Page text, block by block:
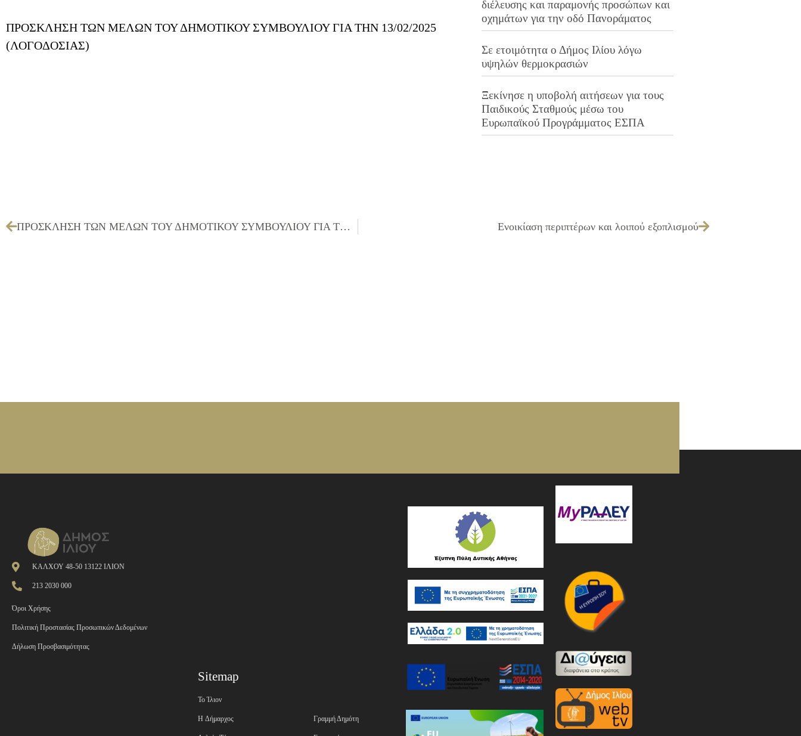
ΠΡΟΣΚΛΗΣΗ ΤΩΝ ΜΕΛΩΝ ΤΟΥ ΔΗΜΟΤΙΚΟΥ ΣΥΜΒΟΥΛΙΟΥ ΓΙΑ ΤΗΝ 13/02/2025
(ΛΟΓΟΔΟΣΙΑΣ)
διέλευσης και παραμονής προσώπων και
οχημάτων για την οδό Πανοράματος
Σε ετοιμότητα ο Δήμος Ιλίου λόγω
υψηλών θερμοκρασιών
Ξεκίνησε η υποβολή αιτήσεων για τους
Παιδικούς Σταθμούς μέσω του
Ευρωπαϊκού Προγράμματος ΕΣΠΑ
ΠΡΟΣΚΛΗΣΗ ΤΩΝ ΜΕΛΩΝ ΤΟΥ ΔΗΜΟΤΙΚΟΥ ΣΥΜΒΟΥΛΙΟΥ ΓΙΑ ΤΗΝ 13/02/2025 (ΕΙΔΙΚΗ) Ενοικίαση περιπτέρων και λοιπού εξοπλισμού
ΚΑΛΧΟΥ 48-50 13122 ΙΛΙΟΝ
213 2030 000
Όροι Χρήσης
Πολιτική Προστασίας Προσωπικών Δεδομένων
Δήλωση Προσβασιμότητας
Sitemap
Το Ίλιον
H Δήμαρχος Γραμμή Δημότη